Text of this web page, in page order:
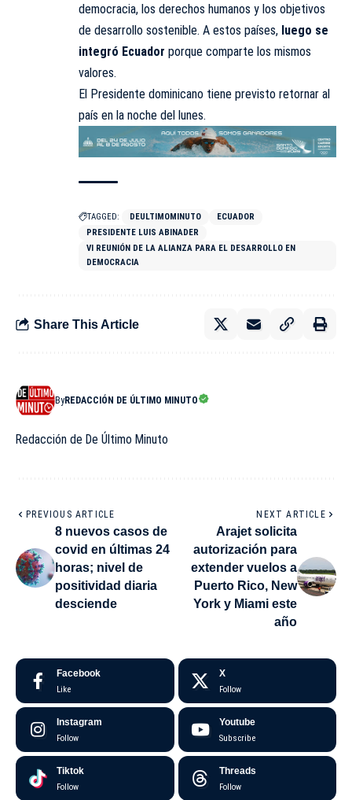
democracia, los derechos humanos y los objetivos
de desarrollo sostenible. A estos países, luego se
integró Ecuador porque comparte los mismos
valores.
El Presidente dominicano tiene previsto retornar al
país en la noche del lunes.
TAGGED: DEULTIMOMINUTO
ECUADOR
PRESIDENTE LUIS ABINADER
VI REUNIÓN DE LA ALIANZA PARA EL DESARROLLO EN
DEMOCRACIA
Share This Article
ByREDACCIÓN DE ÚLTIMO MINUTO
Redacción de De Último Minuto
PREVIOUS ARTICLE
8 nuevos casos de
covid en últimas 24
horas; nivel de
positividad diaria
desciende
NEXT ARTICLE
Arajet solicita
autorización para
extender vuelos a
Puerto Rico, New
York y Miami este
año
Facebook
Like
X
Follow
Instagram
Follow
Youtube
Subscribe
Tiktok
Follow
Threads
Follow